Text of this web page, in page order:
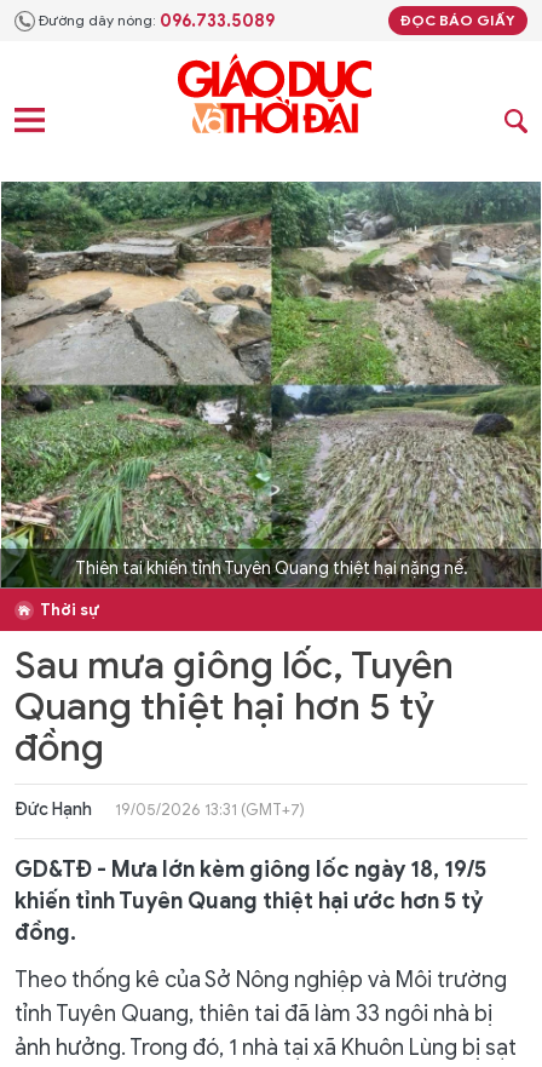
Đường dây nóng: 096.733.5089 ĐỌC BÁO GIẤY
Thiên tai khiến tỉnh Tuyên Quang thiệt hại nặng nề.
Thời sự
Sau mưa giông lốc, Tuyên
Quang thiệt hại hơn 5 tỷ
đồng
Đức Hạnh 19/05/2026 13:31 (GMT+7)
GD&TĐ - Mưa lớn kèm giông lốc ngày 18, 19/5
khiến tỉnh Tuyên Quang thiệt hại ước hơn 5 tỷ
đồng.
Theo thống kê của Sở Nông nghiệp và Môi trường
tỉnh Tuyên Quang, thiên tai đã làm 33 ngôi nhà bị
ảnh hưởng. Trong đó, 1 nhà tại xã Khuôn Lùng bị sạt